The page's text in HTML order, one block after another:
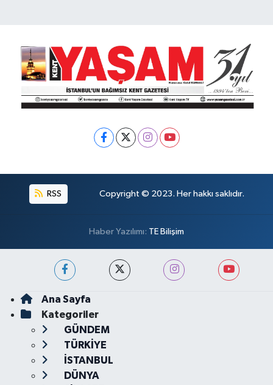
RSS Copyright © 2023. Her hakkı saklıdır.
Haber Yazılımı: TE Bilişim
Ana Sayfa
Kategoriler
GÜNDEM
TÜRKİYE
İSTANBUL
DÜNYA